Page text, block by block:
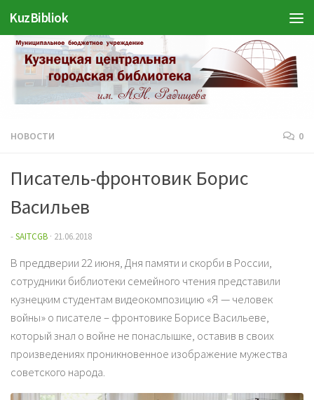
Перейти к содержимому
KuzBibliok
НОВОСТИ 0
Писатель-фронтовик Борис
Васильев
-SAITCGB · 21.06.2018
В преддверии 22 июня, Дня памяти и скорби в России,
сотрудники библиотеки семейного чтения представили
кузнецким студентам видеокомпозицию «Я — человек
войны» о писателе – фронтовике Борисе Васильеве,
который знал о войне не понаслышке, оставив в своих
произведениях проникновенное изображение мужества
советского народа.